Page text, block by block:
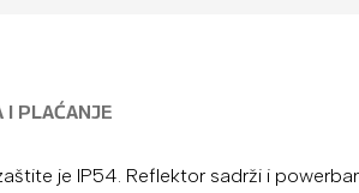
I PLAĆANJE
je IP54. Reflektor sadrži i